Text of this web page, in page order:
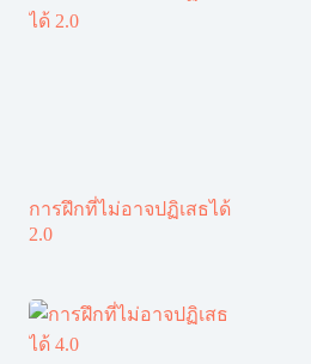
การฝึกที่ไม่อาจปฏิเสธได้
2.0